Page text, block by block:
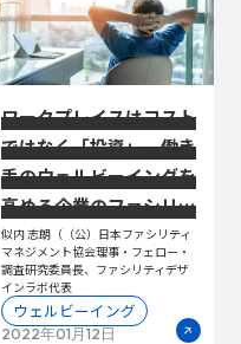
ワークプレイスはコスト
ではなく「投資」。働き
手のウェルビーイングを
高める企業のファシリテ
ィ戦略
似内 志朗（（公）日本ファシリティ
マネジメント協会理事・フェロー・
調査研究委員長、ファシリティデザ
インラボ代表
2022年01月12日
ウェルビーイング